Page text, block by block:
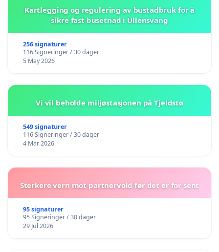
Kartlegging og regulering av bustadbruk for å
sikre fast busetnad i Ullensvang
256 signaturer
116 Signeringer / 30 dager
5 May 2026
Vi vil beholde miljøstasjonen på Tjeldstø
549 signaturer
116 Signeringer / 30 dager
4 Mar 2026
Sterkere vern mot partnervold før det er for sent
95 signaturer
95 Signeringer / 30 dager
29 Jul 2026